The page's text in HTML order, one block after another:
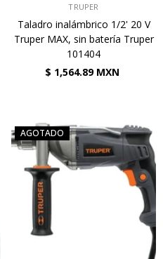
TRUPER
Taladro inalámbrico 1/2' 20 V
Truper MAX, sin batería Truper
101404
$ 1,564.89 MXN
AGOTADO